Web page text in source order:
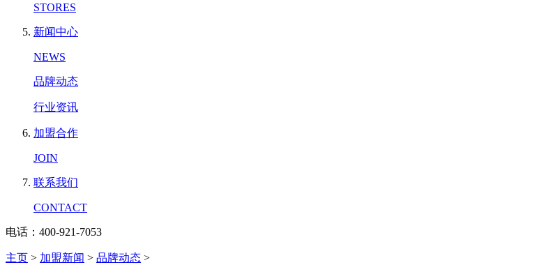
STORES
新闻中心
NEWS
品牌动态
行业资讯
加盟合作
JOIN
联系我们
CONTACT
电话：400-921-7053
主页 > 加盟新闻 > 品牌动态 >